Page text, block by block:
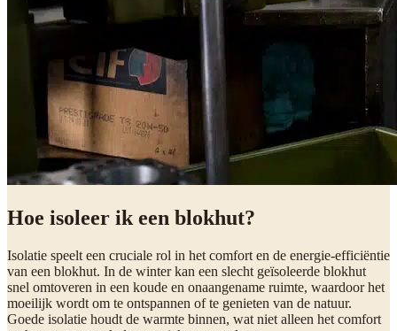
Hoe isoleer ik een blokhut?
Isolatie speelt een cruciale rol in het comfort en de energie-efficiëntie
van een blokhut. In de winter kan een slecht geïsoleerde blokhut
snel omtoveren in een koude en onaangename ruimte, waardoor het
moeilijk wordt om te ontspannen of te genieten van de natuur.
Goede isolatie houdt de warmte binnen, wat niet alleen het comfort